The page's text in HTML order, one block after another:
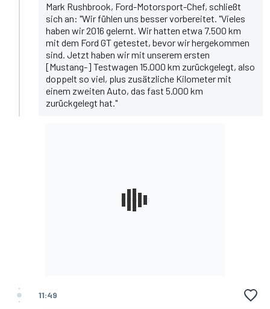
Mark Rushbrook, Ford-Motorsport-Chef, schließt
sich an: "Wir fühlen uns besser vorbereitet. "Vieles
haben wir 2016 gelernt. Wir hatten etwa 7.500 km
mit dem Ford GT getestet, bevor wir hergekommen
sind. Jetzt haben wir mit unserem ersten
[Mustang-] Testwagen 15.000 km zurückgelegt, also
doppelt so viel, plus zusätzliche Kilometer mit
einem zweiten Auto, das fast 5.000 km
zurückgelegt hat."
11:49